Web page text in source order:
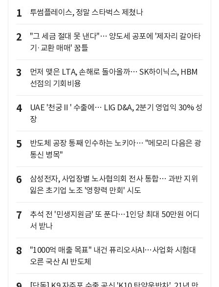
1 투썸플레이스, 정말 스타벅스 제쳤나
2
"그 세금 절대 못 낸다"… 양도세 공포에 '제자리 갈아타
기·교환 매매' 꿈틀
3
먼저 맺은 LTA, 손해로 돌아올까… SK하이닉스, HBM
선점의 기회비용
4
UAE '천궁Ⅱ' 수출에… LIG D&A, 2분기 영업익 30% 성
장
5
반도체 공장 통째 인수하는 노키아… "메모리 다음은 광
통신 병목"
6
삼성전자, 사업장별 노사협의회 전사 통합… 과반 지위
잃은 초기업 노조 '영향력 만회' 시도
7
추석 전 '민생지원금' 또 푼다…1인당 최대 50만원 어디
서 받나
8
"1000억 매출 목표" 내건 퓨리오사AI…사업화 시험대
오른 국산 AI 반도체